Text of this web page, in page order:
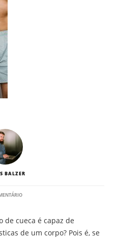
BALZER
EM
CUECA
CADA
de cueca é capaz de
de um corpo? Pois é, se